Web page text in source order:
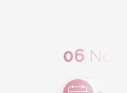
06 Nov